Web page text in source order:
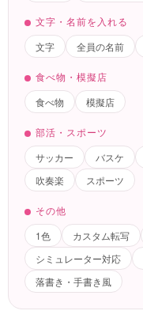
文字・名前を入れる
文字
全員の名前
食べ物・模擬店
食べ物
模擬店
部活・スポーツ
サッカー
バスケ
吹奏楽
スポーツ
その他
1色
カスタム転写
シミュレーター対応
落書き・手書き風